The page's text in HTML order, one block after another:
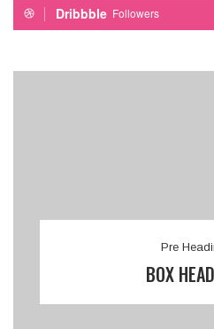
Dribbble Followers
Pre
BOX